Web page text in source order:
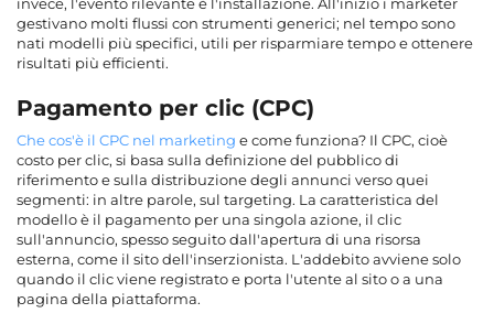
gestivano molti flussi con strumenti generici; nel tempo sono
nati modelli più specifici, utili per risparmiare tempo e ottenere
risultati più efficienti.
Pagamento per clic (CPC)
Che cos'è il CPC nel marketing e come funziona? Il CPC, cioè
costo per clic, si basa sulla definizione del pubblico di
riferimento e sulla distribuzione degli annunci verso quei
segmenti: in altre parole, sul targeting. La caratteristica del
modello è il pagamento per una singola azione, il clic
sull'annuncio, spesso seguito dall'apertura di una risorsa
esterna, come il sito dell'inserzionista. L'addebito avviene solo
quando il clic viene registrato e porta l'utente al sito o a una
pagina della piattaforma.